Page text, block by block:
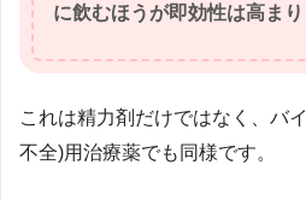
に飲むほうが即効性は高まり
これは精力剤だけではなく、バ
不全)用治療薬でも同様です。